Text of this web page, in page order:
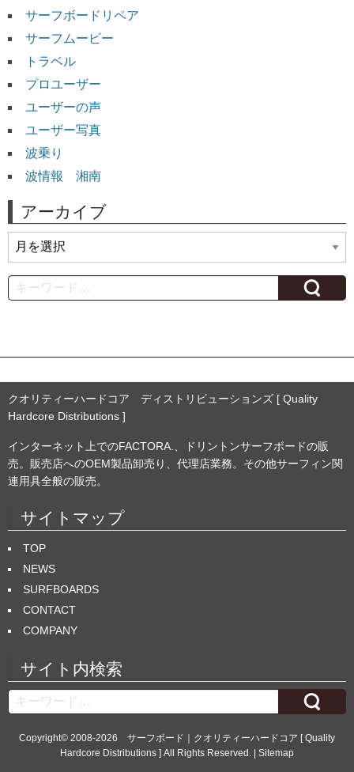
サーフボードリペア
サーフムービー
トラベル
プロユーザー
ユーザーの声
ユーザー写真
波乗り
波情報 湘南
アーカイブ
ー
カ
イ
Search
クオリティーハードコア ディストリビューションズ [ Quality
Hardcore Distributions ]
インターネット上でのFACTORA.、ドリントンサーフボードの販
売。販売店へのOEM製品卸売り、代理店業務。その他サーフィン関
連用具全般の販売。
サイトマップ
TOP
NEWS
SURFBOARDS
CONTACT
COMPANY
サイト内検索
Search
Copyright© 2008-2026 サーフボード｜クオリティーハードコア [ Quality
Hardcore Distributions ] All Rights Reserved. | Sitemap